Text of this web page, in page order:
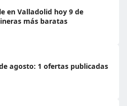
en Valladolid hoy 9 de
más baratas
agosto: 1 ofertas publicadas